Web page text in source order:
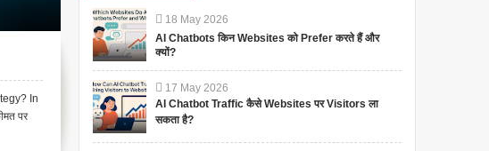
In
पर
18 May 2026
AI Chatbots किन Websites को Prefer करते हैं और
क्यों?
17 May 2026
AI Chatbot Traffic कैसे Websites पर Visitors ला
सकता है?